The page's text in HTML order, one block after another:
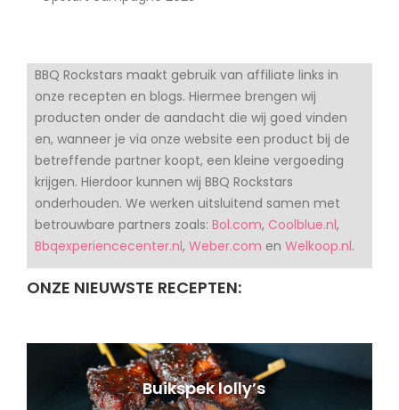
BBQ Rockstars maakt gebruik van affiliate links in
onze recepten en blogs. Hiermee brengen wij
producten onder de aandacht die wij goed vinden
en, wanneer je via onze website een product bij de
betreffende partner koopt, een kleine vergoeding
krijgen. Hierdoor kunnen wij BBQ Rockstars
onderhouden. We werken uitsluitend samen met
betrouwbare partners zoals: Bol.com, Coolblue.nl,
Bbqexperiencecenter.nl, Weber.com en Welkoop.nl.
ONZE NIEUWSTE RECEPTEN:
Buikspek lolly’s